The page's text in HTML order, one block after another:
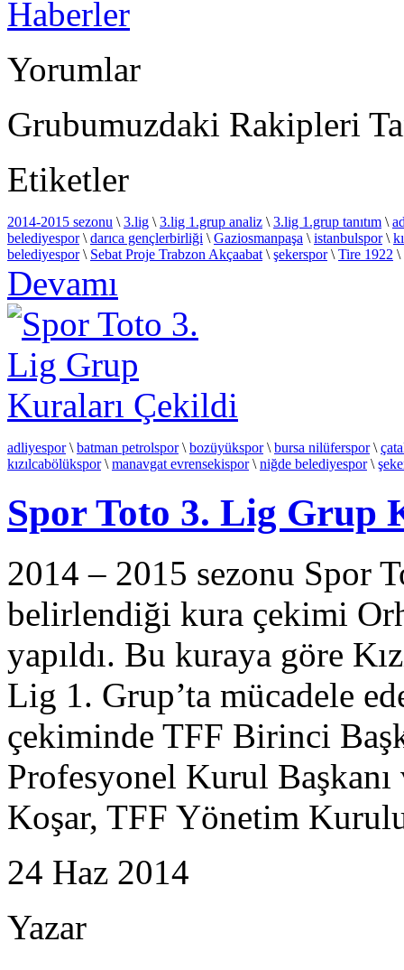
Haberler
Yorumlar
Grubumuzdaki Rakipleri
Etiketler
2014-2015 sezonu \ 3.lig \ 3.lig 1.grup analiz \ 3.lig 1.grup tanıtım \
belediyespor\ darıca gençlerbirliği \ Gaziosmanpaşa \ istanbulspor\
belediyespor\ Sebat Proje Trabzon Akçaabat \ şekerspor\ Tire 1922 \
Devamı
adliyespor\ batman petrolspor\ bozüyükspor\ bursa nilüferspor\
kızılcabölükspor\ manavgat evrensekispor\ niğde belediyespor\
Spor Toto 3. Lig Grup
2014 – 2015 sezonu Spor
belirlendiği kura çekimi
yapıldı. Bu kuraya göre
Lig 1. Grup’ta mücadele
çekiminde TFF Birinci
Profesyonel Kurul
Koşar, TFF Yönetim
24 Haz 2014
Yazar